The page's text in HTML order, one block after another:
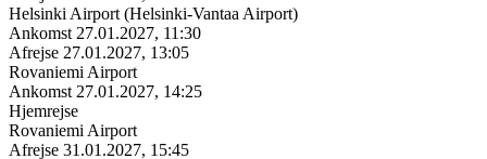
Helsinki Airport (Helsinki-Vantaa Airport)
Ankomst 27.01.2027, 11:30
Afrejse 27.01.2027, 13:05
Rovaniemi Airport
Ankomst 27.01.2027, 14:25
Hjemrejse
Rovaniemi Airport
Afrejse 31.01.2027, 15:45